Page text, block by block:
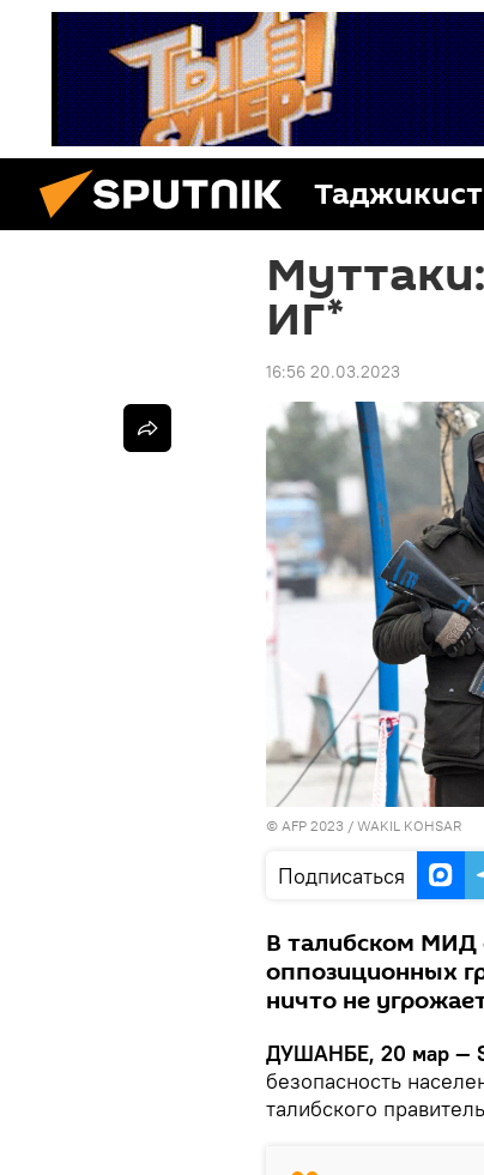
ИГ*
16:56 20.03.2023
© AFP 2023 / WAKIL KOHSAR
Подписаться
В талибском МИД
оппозиционных
ничто не
ДУШАНБЕ, 20 мар —
безопасность
талибского